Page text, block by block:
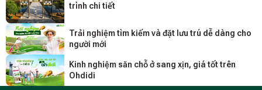
trình chi tiết
Trải nghiệm tìm kiếm và đặt lưu trú dễ dàng cho
người mới
Kinh nghiệm săn chỗ ở sang xịn, giá tốt trên
Ohdidi